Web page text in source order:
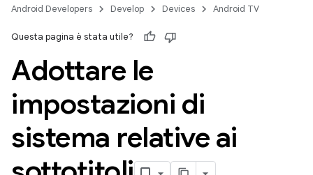
Android Developers Develop Devices Android TV
Questa pagina è stata utile?
Adottare le
impostazioni di
sistema relative ai